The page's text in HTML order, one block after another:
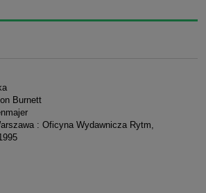
Burnett
: Oficyna Wydawnicza Rytm,